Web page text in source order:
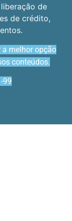
de
de crédito,
a melhor opção
conteúdos.
99